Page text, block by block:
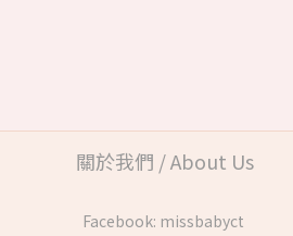
關於我們 / About Us
Facebook: missbabyct